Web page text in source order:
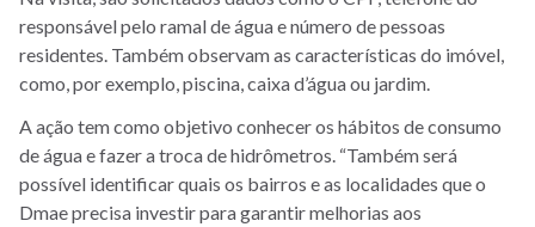
responsável pelo ramal de água e número de pessoas
residentes. Também observam as características do imóvel,
como, por exemplo, piscina, caixa d’água ou jardim.
A ação tem como objetivo conhecer os hábitos de consumo
de água e fazer a troca de hidrômetros. “Também será
possível identificar quais os bairros e as localidades que o
Dmae precisa investir para garantir melhorias aos